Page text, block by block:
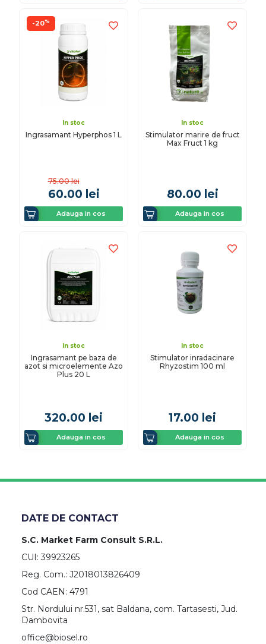
-20%
In stoc
Ingrasamant Hyperphos 1 L
75.00 lei
60.00 lei
Adauga in cos
In stoc
Stimulator marire de fruct
Max Fruct 1 kg
80.00 lei
Adauga in cos
In stoc
Ingrasamant pe baza de
azot si microelemente Azo
Plus 20 L
320.00 lei
Adauga in cos
In stoc
Stimulator inradacinare
Rhyzostim 100 ml
17.00 lei
Adauga in cos
DATE DE CONTACT
S.C. Market Farm Consult S.R.L.
CUI: 39923265
Reg. Com.: J2018013826409
Cod CAEN: 4791
Str. Nordului nr.531, sat Baldana, com. Tartasesti, Jud.
Dambovita
office@biosel.ro